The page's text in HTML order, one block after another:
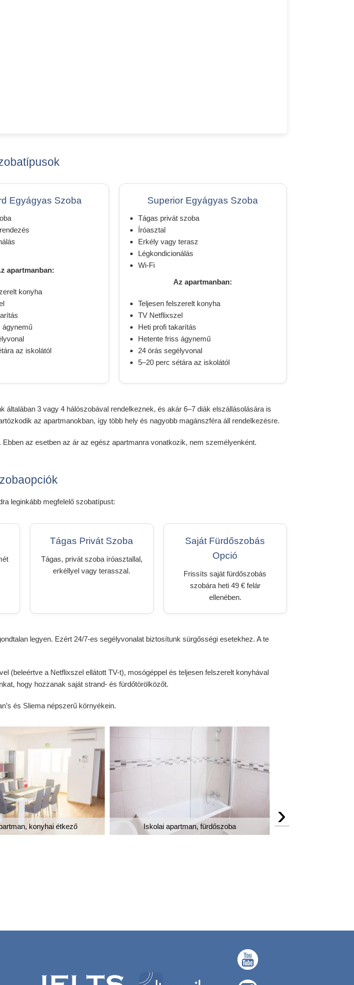
Egyágyas Szoba
apartmanban:
konyha
ágynemű
az iskolától
Superior Egyágyas Szoba
Tágas privát szoba
Íróasztal
Erkély vagy terasz
Légkondicionálás
Wi-Fi
Az apartmanban:
Teljesen felszerelt konyha
TV Netflixszel
Heti profi takarítás
Hetente friss ágynemű
24 órás segélyvonal
5–20 perc sétára az iskolától
3 vagy 4 hálószobával rendelkeznek, és akár 6–7 diák elszállásolására is
az apartmanokban, így több hely és nagyobb magánszféra áll rendelkezésre.
az esetben az ár az egész apartmanra vonatkozik, nem személyenként.
leginkább megfelelő szobatípust:
Tágas Privát Szoba
Tágas, privát szoba íróasztallal,
erkéllyel vagy terasszal.
Saját Fürdőszobás
Opció
Frissíts saját fürdőszobás
szobára heti 49 € felár
ellenében.
legyen. Ezért 24/7-es segélyvonalat biztosítunk sürgősségi esetekhez. A te
(beleértve a Netflixszel ellátott TV-t), mosógéppel és teljesen felszerelt konyhával
hogy hozzanak saját strand- és fürdőtörölközőt.
és Sliema népszerű környékein.
konyhai étkező Iskolai apartman, fürdőszoba ›